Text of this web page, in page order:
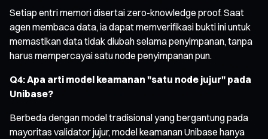
Setiap entri memori disertai zero-knowledge proof. Saat
agen membaca data, ia dapat memverifikasi bukti ini untuk
memastikan data tidak diubah selama penyimpanan, tanpa
harus mempercayai satu node penyimpanan pun.
Q4: Apa arti model keamanan "satu node jujur" pada
Unibase?
Berbeda dengan model tradisional yang bergantung pada
mayoritas validator jujur, model keamanan Unibase hanya